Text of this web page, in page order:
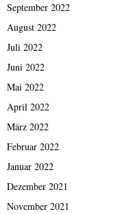
September 2022
August 2022
Juli 2022
Juni 2022
Mai 2022
April 2022
März 2022
Februar 2022
Januar 2022
Dezember 2021
November 2021